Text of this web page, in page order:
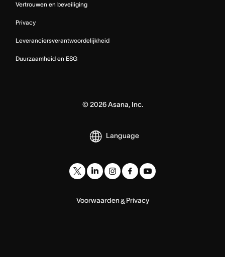
Vertrouwen en beveiliging
Privacy
Leveranciersverantwoordelijkheid
Duurzaamheid en ESG
© 2026Asana, Inc.
Language
Voorwaarden& Privacy